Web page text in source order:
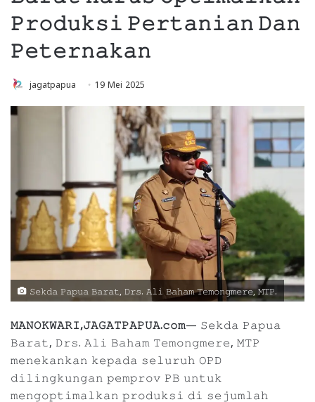
𝙿𝚛𝚘𝚍𝚞𝚔𝚜𝚒 𝙿𝚎𝚛𝚝𝚊𝚗𝚒𝚊𝚗 𝙳𝚊𝚗
𝙿𝚎𝚝𝚎𝚛𝚗𝚊𝚔𝚊𝚗
jagatpapua 19 Mei 2025
𝚂𝚎𝚔𝚍𝚊 𝙿𝚊𝚙𝚞𝚊 𝙱𝚊𝚛𝚊𝚝, 𝙳𝚛𝚜. 𝙰𝚕𝚒 𝙱𝚊𝚑𝚊𝚖 𝚃𝚎𝚖𝚘𝚗𝚐𝚖𝚎𝚛𝚎, 𝙼𝚃𝙿.
𝙼𝙰𝙽𝙾𝙺𝚆𝙰𝚁𝙸,𝙹𝙰𝙶𝙰𝚃𝙿𝙰𝙿𝚄𝙰.𝚌𝚘𝚖— 𝚂𝚎𝚔𝚍𝚊 𝙿𝚊𝚙𝚞𝚊
𝙱𝚊𝚛𝚊𝚝, 𝙳𝚛𝚜. 𝙰𝚕𝚒 𝙱𝚊𝚑𝚊𝚖 𝚃𝚎𝚖𝚘𝚗𝚐𝚖𝚎𝚛𝚎, 𝙼𝚃𝙿
𝚖𝚎𝚗𝚎𝚔𝚊𝚗𝚔𝚊𝚗 𝚔𝚎𝚙𝚊𝚍𝚊 𝚜𝚎𝚕𝚞𝚛𝚞𝚑 𝙾𝙿𝙳
𝚍𝚒𝚕𝚒𝚗𝚐𝚔𝚞𝚗𝚐𝚊𝚗 𝚙𝚎𝚖𝚙𝚛𝚘𝚟 𝙿𝙱 𝚞𝚗𝚝𝚞𝚔
𝚖𝚎𝚗𝚐𝚘𝚙𝚝𝚒𝚖𝚊𝚕𝚔𝚊𝚗 𝚙𝚛𝚘𝚍𝚞𝚔𝚜𝚒 𝚍𝚒 𝚜𝚎𝚓𝚞𝚖𝚕𝚊𝚑